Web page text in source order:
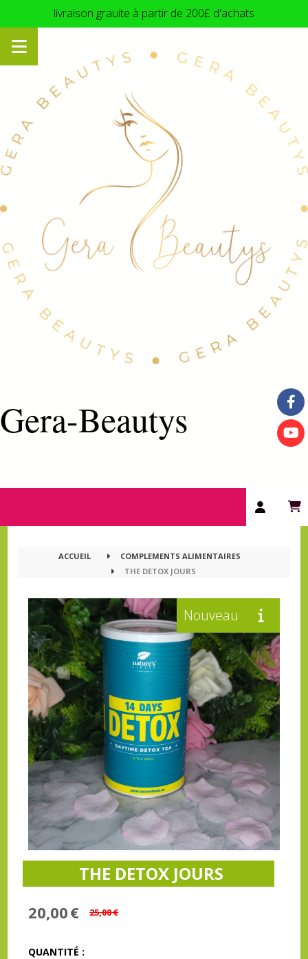
livraison grauite à partir de 200£ d'achats
Gera-Beautys
ACCUEIL
COMPLEMENTS ALIMENTAIRES
THE DETOX JOURS
THE DETOX JOURS
20,00€ 25,00€
QUANTITÉ :